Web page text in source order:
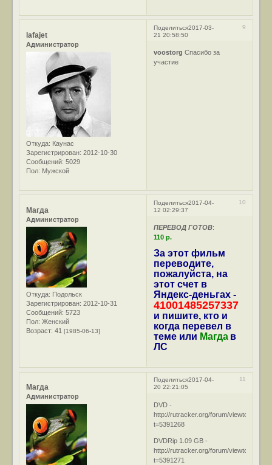
Поделиться 9
2017-03-
21 20:58:50
lafajet
Администратор
Откуда: Каунас
Зарегистрирован: 2012-10-30
Сообщений: 5029
Пол: Мужской
voostorg Спасибо за
участие
Поделиться 10
2017-04-
12 02:29:37
Магда
Администратор
Откуда: Подольск
Зарегистрирован: 2012-10-31
Сообщений: 5723
Пол: Женский
Возраст: 41[1985-06-13]
ПЕРЕВОД ГОТОВ:
110 р.
За этот фильм
переводите,
пожалуйста, на
этот счет в
Яндекс-деньгах -
41001485257337
и пишите, кто и
когда перевел в
теме или Магда в
ЛС
Поделиться 11
2017-04-
20 22:21:05
Магда
Администратор
DVD -
http://rutracker.org/forum/
t=5391268
DVDRip 1.09 GB -
http://rutracker.org/forum/
t=5391271